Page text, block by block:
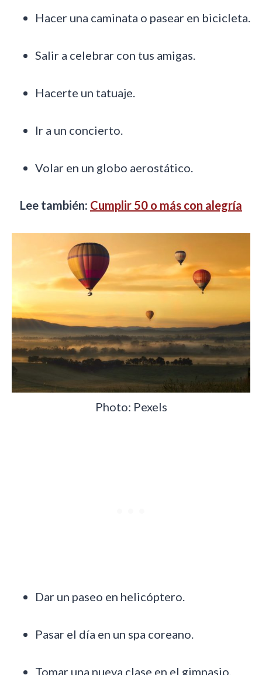
Hacer una caminata o pasear en bicicleta.
Salir a celebrar con tus amigas.
Hacerte un tatuaje.
Ir a un concierto.
Volar en un globo aerostático.
Lee también: Cumplir 50 o más con alegría
Photo: Pexels
Dar un paseo en helicóptero.
Pasar el día en un spa coreano.
Tomar una nueva clase en el gimnasio.